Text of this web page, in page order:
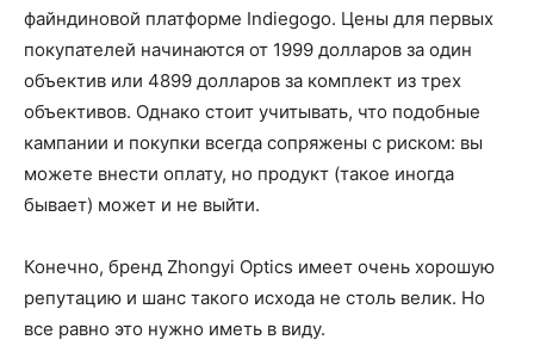
файндиновой платформе Indiegogo. Цены для первых
покупателей начинаются от 1999 долларов за один
объектив или 4899 долларов за комплект из трех
объективов. Однако стоит учитывать, что подобные
кампании и покупки всегда сопряжены с риском: вы
можете внести оплату, но продукт (такое иногда
бывает) может и не выйти.
Конечно, бренд Zhongyi Optics имеет очень хорошую
репутацию и шанс такого исхода не столь велик. Но
все равно это нужно иметь в виду.